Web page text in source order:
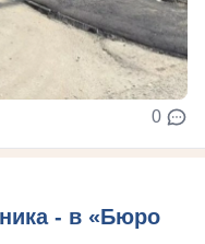
0
- в «Бюро